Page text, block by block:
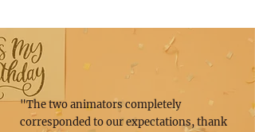
"The two animators completely
corresponded to our expectations, thank